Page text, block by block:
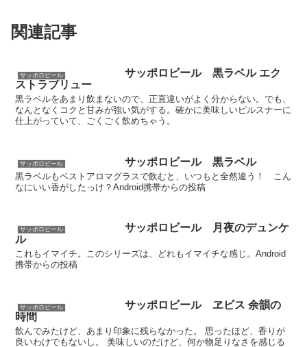
関連記事
サッポロビール
サッポロビール 黒ラベル エク
ストラブリュー
黒ラベルをあまり飲まないので、正直違いがよく分からない。でも、
なんとなくコクと甘みが強い気がする。確かに美味しいピルスナーに
仕上がっていて、ごくごく飲めちゃう。
サッポロビール サッポロビール 黒ラベル
黒ラベルもベストアロマグラスで飲むと、いつもと全然違う！ こん
なにいい香がしたっけ？Android携帯からの投稿
サッポロビール
サッポロビール 月夜のデュンケ
ル
これもイマイチ。このシリーズは、どれもイマイチな感じ。Android
携帯からの投稿
サッポロビール
サッポロビール ヱビス 余韻の
時間
飲んでみたけど、あまり印象に残らなかった。 思ったほど、香りが
良いわけでもないし。 美味しいのだけど、何か物足りなさを感じる